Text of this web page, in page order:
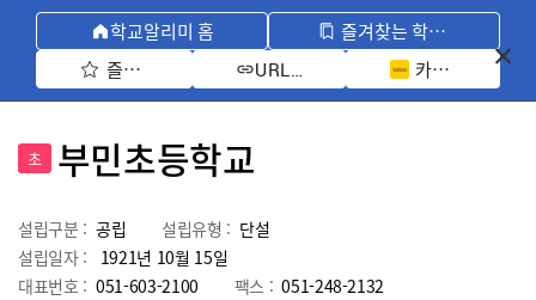
학교알리미 홈
즐겨찾는 학교 모아보기
즐겨찾기 선택
URL 복사 카카오톡 공유
초 부민초등학교
설립구분 : 공립 설립유형 : 단설
설립일자 :
1921년 10월 15일
대표번호 : 051-603-2100 팩스 : 051-248-2132